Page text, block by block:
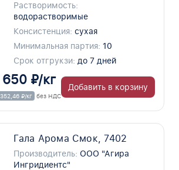
Растворимость:
водорастворимые
Консистенция: сухая
Минимальная партия: 10
Срок отгрукзи: до 7 дней
650 ₽/кг
₽/кг без НДС
Добавить в корзину
Гала Арома Смок, 7402
Производитель: ООО "Агира
Ингридиентс"